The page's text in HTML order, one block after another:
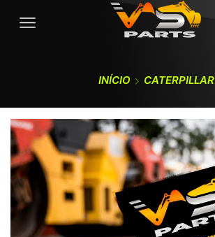
INÍCIO CATERPILLAR